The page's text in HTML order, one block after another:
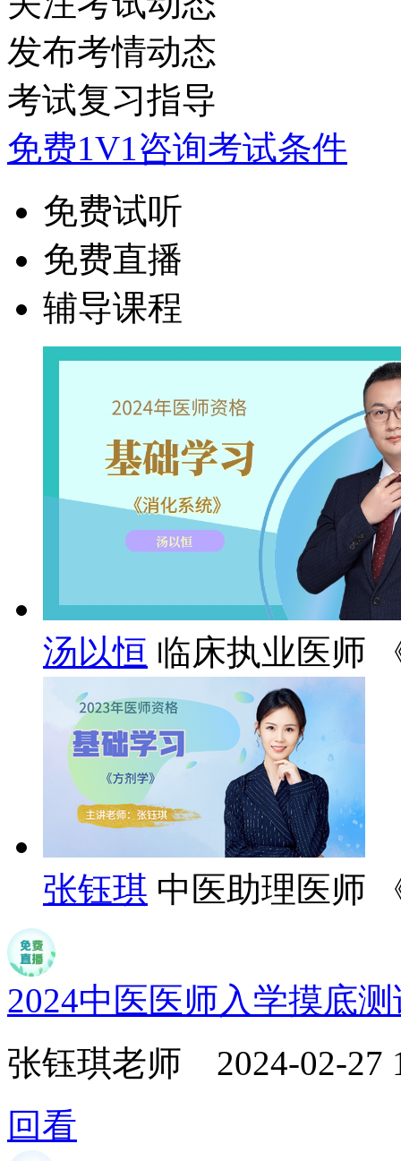
发布考情动态
考试复习指导
免费1V1咨询考试条件
免费试听
免费直播
辅导课程
汤以恒 临床执业医师
张钰琪 中医助理医师
2024中医医师入学摸底
张钰琪老师 2024-02-27
回看